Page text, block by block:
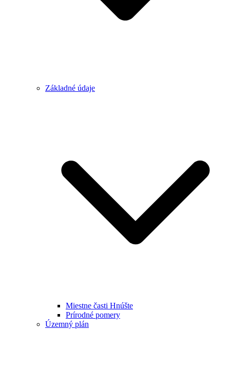
Základné údaje
Miestne časti Hnúšte
Prírodné pomery
Územný plán